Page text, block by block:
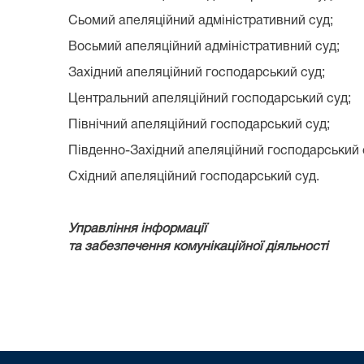
Сьомий апеляційний адміністративний суд;
Восьмий апеляційний адміністративний суд;
Західний апеляційний господарський суд;
Центральний апеляційний господарський суд;
Північний апеляційний господарський суд;
Південно-Західний апеляційний господарський
Східний апеляційний господарський суд.
Управління інформації
та забезпечення комунікаційної діяльності